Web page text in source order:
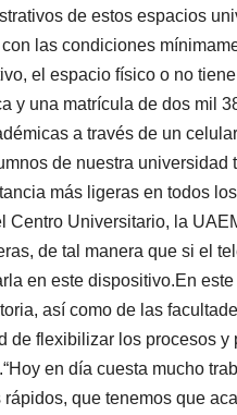
de estos espacios
las condiciones
el espacio físico o no
y una matrícula de dos mil
a través de un
de nuestra universidad
más ligeras en todos
Centro Universitario, la
de tal manera que si el
en este dispositivo.En
así como de las
flexibilizar los procesos y
en día cuesta mucho
que tenemos que